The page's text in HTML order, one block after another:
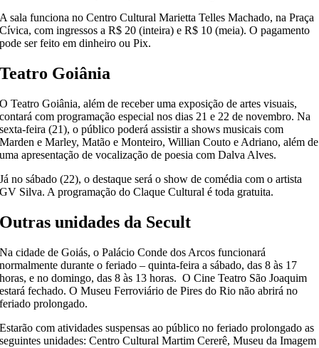
A sala funciona no Centro Cultural Marietta Telles Machado, na Praça
Cívica, com ingressos a R$ 20 (inteira) e R$ 10 (meia). O pagamento
pode ser feito em dinheiro ou Pix.
Teatro Goiânia
O Teatro Goiânia, além de receber uma exposição de artes visuais,
contará com programação especial nos dias 21 e 22 de novembro. Na
sexta-feira (21), o público poderá assistir a shows musicais com
Marden e Marley, Matão e Monteiro, Willian Couto e Adriano, além de
uma apresentação de vocalização de poesia com Dalva Alves.
Já no sábado (22), o destaque será o show de comédia com o artista
GV Silva. A programação do Claque Cultural é toda gratuita.
Outras unidades da Secult
Na cidade de Goiás, o Palácio Conde dos Arcos funcionará
normalmente durante o feriado – quinta-feira a sábado, das 8 às 17
horas, e no domingo, das 8 às 13 horas. O Cine Teatro São Joaquim
estará fechado. O Museu Ferroviário de Pires do Rio não abrirá no
feriado prolongado.
Estarão com atividades suspensas ao público no feriado prolongado as
seguintes unidades: Centro Cultural Martim Cererê, Museu da Imagem